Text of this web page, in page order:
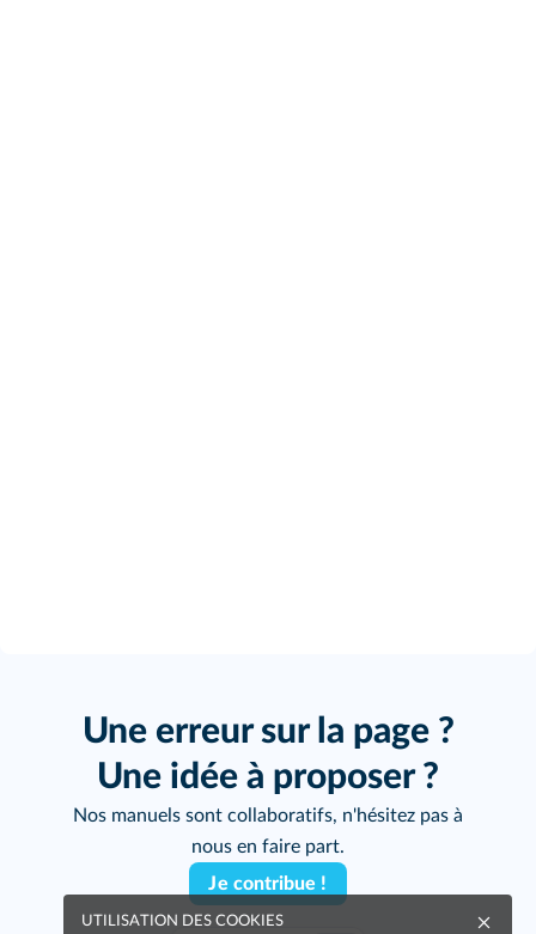
Une erreur sur la page ?
Une idée à proposer ?
Nos manuels sont collaboratifs, n'hésitez pas à
nous en faire part.
Je contribue !
UTILISATION DES COOKIES